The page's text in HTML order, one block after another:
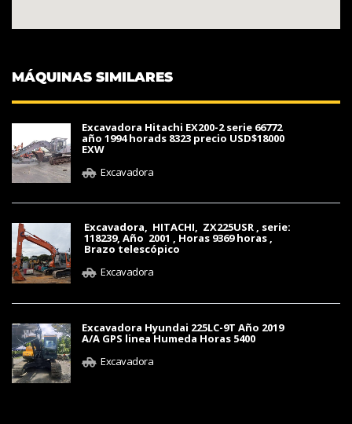
MÁQUINAS SIMILARES
Excavadora Hitachi EX200-2 serie 66772
año 1994 horads 8323 precio USD$18000
EXW
Excavadora
Excavadora, HITACHI, ZX225USR , serie:
118239, Año 2001 , Horas 9369 horas ,
Brazo telescópico
Excavadora
Excavadora Hyundai 225LC-9T Año 2019
A/A GPS linea Humeda Horas 5400
Excavadora